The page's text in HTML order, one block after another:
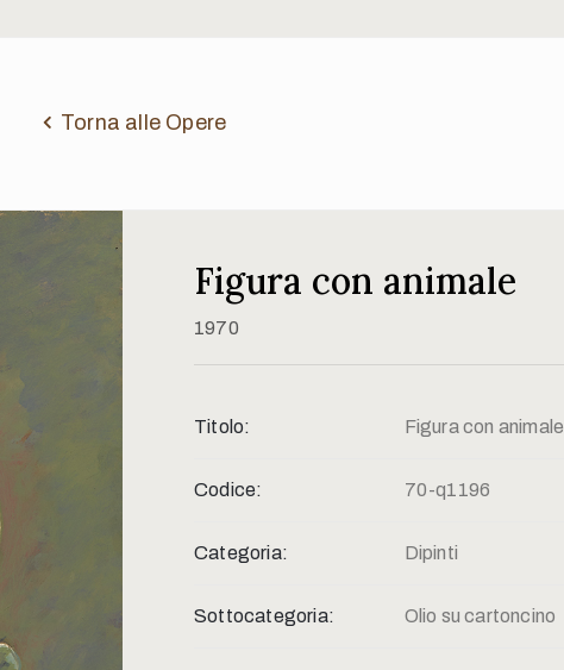
Torna alle Opere
Figura con animale
1970
Titolo: Figura con animale
Codice: 70-q1196
Categoria: Dipinti
Sottocategoria: Olio su cartoncino